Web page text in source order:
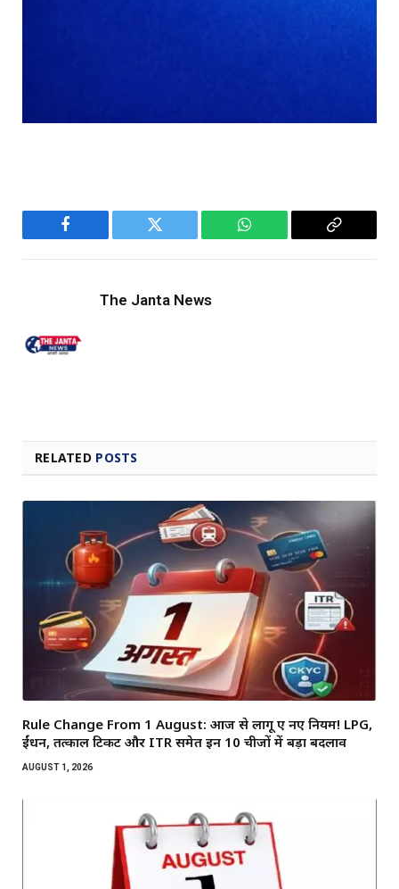
Facebook Twitter WhatsApp
Copy
The Janta News
RELATED POSTS
Rule Change From 1 August: आज से लागू हुए नए नियम! LPG,
ईंधन, तत्काल टिकट और ITR समेत इन 10 चीजों में बड़ा बदलाव
AUGUST 1, 2026